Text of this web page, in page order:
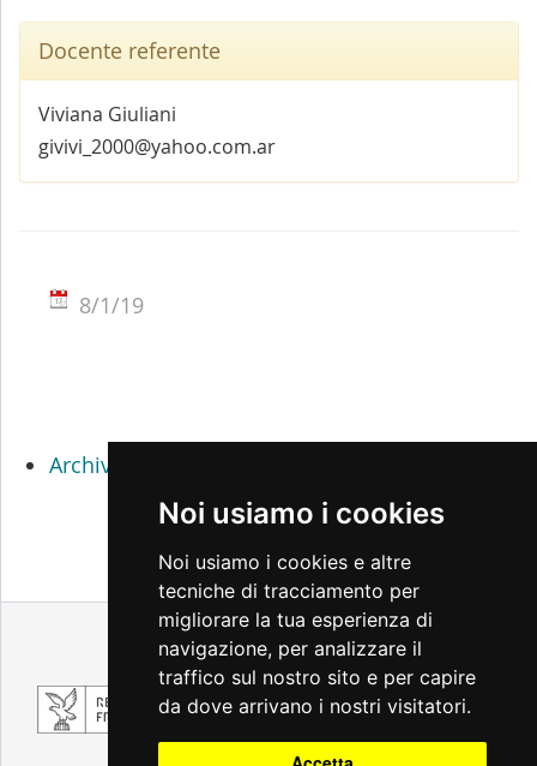
Noi usiamo i cookies
Noi usiamo i cookies e altre
tecniche di tracciamento per
migliorare la tua esperienza di
navigazione, per analizzare il
traffico sul nostro sito e per capire
da dove arrivano i nostri visitatori.
Docente referente
Viviana Giuliani
givivi_2000@yahoo.com.ar
8/1/19
Archivio percorsi didattici 2017 / 2018
Note legali
Accessibilità
Cambio preferenze cookie